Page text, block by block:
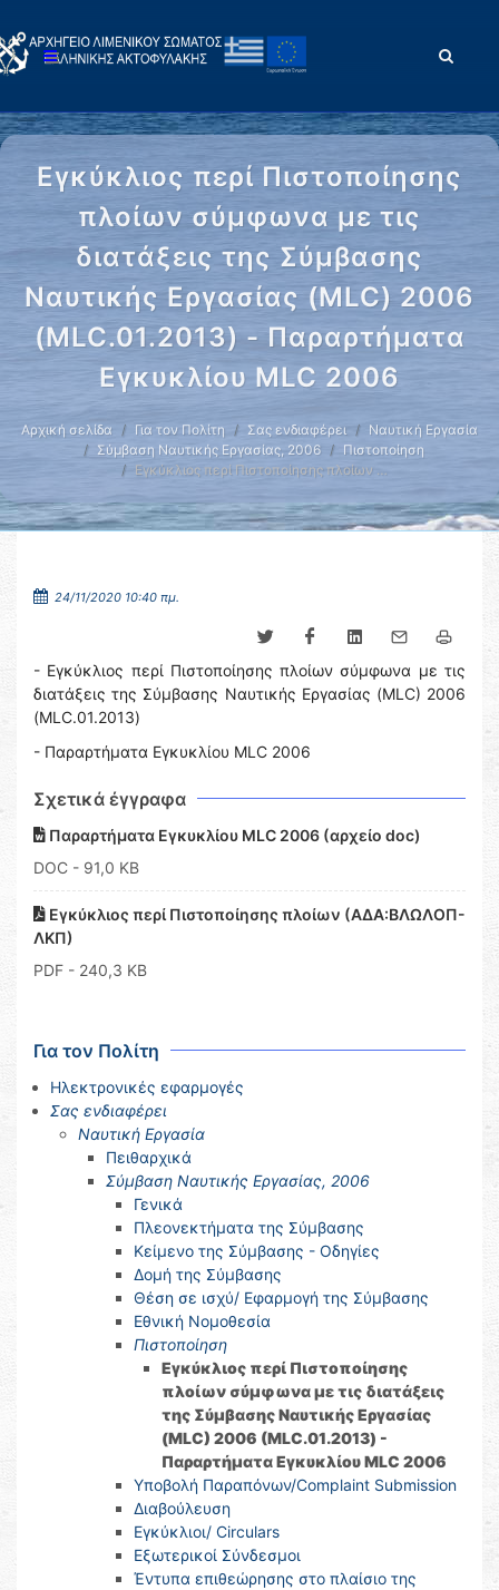
Εγκύκλιος περί Πιστοποίησης
πλοίων σύμφωνα με τις
διατάξεις της Σύμβασης
Ναυτικής Εργασίας (MLC) 2006
(MLC.01.2013) - Παραρτήματα
Εγκυκλίου MLC 2006
Αρχική σελίδα Για τον Πολίτη Σας ενδιαφέρει
Ναυτική Εργασία
Σύμβαση Ναυτικής Εργασίας, 2006
Πιστοποίηση
Εγκύκλιος περί Πιστοποίησης πλοίων …
24/11/2020 10:40 πμ.
- Εγκύκλιος περί Πιστοποίησης πλοίων σύμφωνα με τις
διατάξεις της Σύμβασης Ναυτικής Εργασίας (MLC) 2006
(MLC.01.2013)
- Παραρτήματα Εγκυκλίου MLC 2006
Σχετικά έγγραφα
Παραρτήματα Εγκυκλίου MLC 2006 (αρχείο doc)
DOC - 91,0 KB
Εγκύκλιος περί Πιστοποίησης πλοίων (ΑΔΑ:ΒΛΩΛΟΠ-
ΛΚΠ)
PDF - 240,3 KB
Για τον Πολίτη
Ηλεκτρονικές εφαρμογές
Σας ενδιαφέρει
Ναυτική Εργασία
Πειθαρχικά
Σύμβαση Ναυτικής Εργασίας, 2006
Γενικά
Πλεονεκτήματα της Σύμβασης
Κείμενο της Σύμβασης - Οδηγίες
Δομή της Σύμβασης
Θέση σε ισχύ/ Εφαρμογή της Σύμβασης
Εθνική Νομοθεσία
Πιστοποίηση
Εγκύκλιος περί Πιστοποίησης
πλοίων σύμφωνα με τις διατάξεις
της Σύμβασης Ναυτικής Εργασίας
(MLC) 2006 (MLC.01.2013) -
Παραρτήματα Εγκυκλίου MLC 2006
Υποβολή Παραπόνων/Complaint Submission
Διαβούλευση
Εγκύκλιοι/ Circulars
Εξωτερικοί Σύνδεσμοι
Έντυπα επιθεώρησης στο πλαίσιο της